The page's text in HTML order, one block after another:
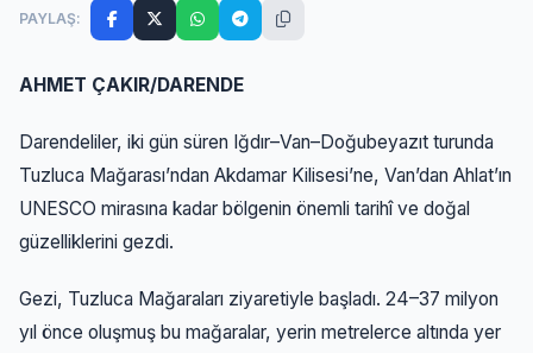
PAYLAŞ:
AHMET ÇAKIR/DARENDE
Darendeliler, iki gün süren Iğdır–Van–Doğubeyazıt turunda
Tuzluca Mağarası’ndan Akdamar Kilisesi’ne, Van’dan Ahlat’ın
UNESCO mirasına kadar bölgenin önemli tarihî ve doğal
güzelliklerini gezdi.
Gezi, Tuzluca Mağaraları ziyaretiyle başladı. 24–37 milyon
yıl önce oluşmuş bu mağaralar, yerin metrelerce altında yer